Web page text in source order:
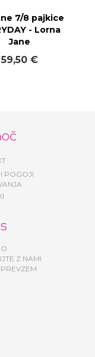
7/8 pajkice
- Lorna
Jane
59,50 €
POGOJI
Z NAMI